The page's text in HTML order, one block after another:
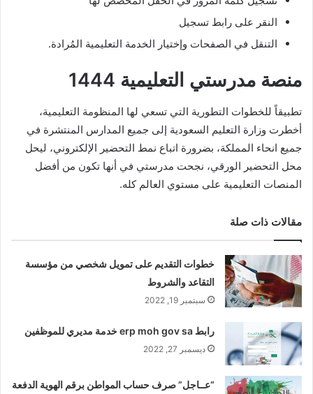
النقر على رابط تسجيل
التنقل في الصفحات وإختيار الخدمة التعليمية المُرادة.
منصة مدرستي التعليمية 1444
تطبيقاً للخطوات التطورية التي تسعي لها المنظومة التعليمية،
أخطرت وزارة التعليم السعودية إلى جميع المدارس المنتشرة في
جميع انحاء المملكة، بضرورة اتباع نمط التحضير اﻹلكتروني، ليحل
محل التحضير الورقي، نجحت مدرستي في أنها تكون من أفضل
المنصات التعليمية على مستوي العالم كله.
مقالات ذات صلة
خطوات التقديم على تمويل شخصي من مؤسسة
التقاعد والشروط
سبتمبر 19, 2022
رابط erp moh gov sa خدمة مديري للموظفين
ديسمبر 27, 2022
“عــاجل” صرف حساب المواطن برقم الهوية الدفعة